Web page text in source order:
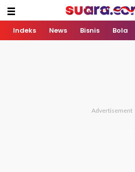
Indeks News Bisnis Bola